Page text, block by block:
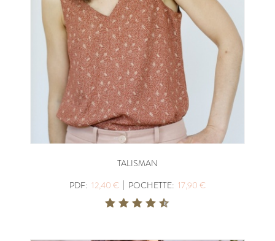
TALISMAN
PDF: 12,40 € | POCHETTE: 17,90 €